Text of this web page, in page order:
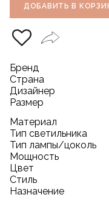
ДОБАВИТЬ В
Бренд
Страна
Дизайнер
Размер
Материал
Тип светильника
Тип лампы/цоколь
Мощность
Цвет
Стиль
Назначение